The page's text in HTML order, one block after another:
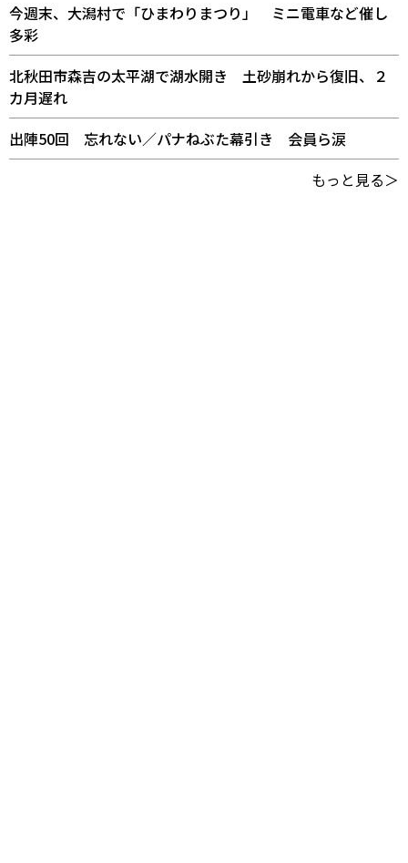
今週末、大潟村で「ひまわりまつり」 ミニ電車など催し
多彩
北秋田市森吉の太平湖で湖水開き 土砂崩れから復旧、２
カ月遅れ
出陣50回 忘れない／パナねぶた幕引き 会員ら涙
もっと見る＞